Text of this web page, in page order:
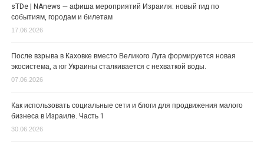
sTDe | NAnews — афиша мероприятий Израиля: новый гид по
событиям, городам и билетам
17.06.2026
После взрыва в Каховке вместо Великого Луга формируется новая
экосистема, а юг Украины сталкивается с нехваткой воды.
07.06.2026
Как использовать социальные сети и блоги для продвижения малого
бизнеса в Израиле. Часть 1
30.06.2026